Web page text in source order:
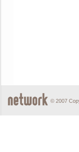
© 2007